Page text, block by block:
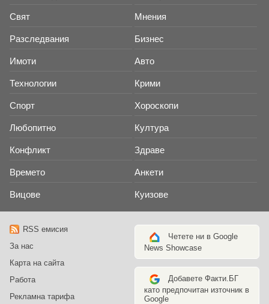
Свят Мнения
Разследвания Бизнес
Имоти Авто
Технологии Крими
Спорт Хороскопи
Любопитно Култура
Конфликт Здраве
Времето Анкети
Вицове Куизове
RSS емисия
За нас
Карта на сайта
Работа
Рекламна тарифа
Четете ни в Google
News Showcase
Добавете Факти.БГ
като предпочитан източник в
Google